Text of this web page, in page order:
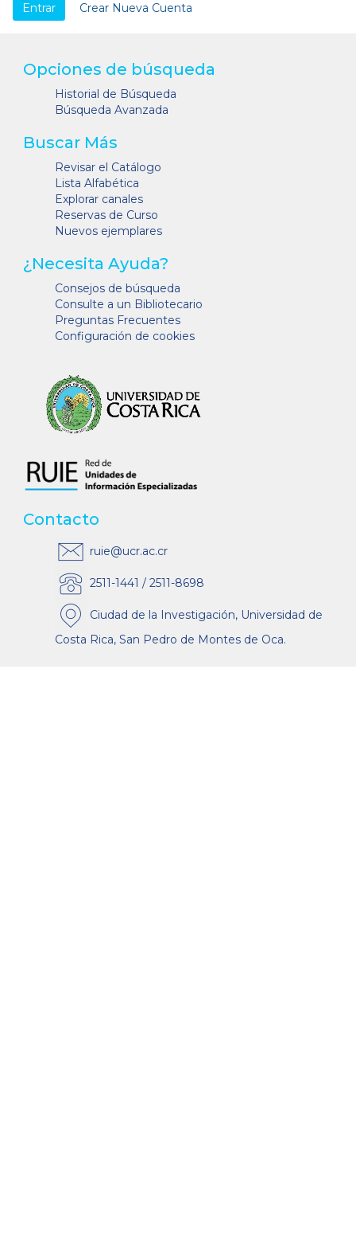
Crear Nueva Cuenta
Opciones de búsqueda
Historial de Búsqueda
Búsqueda Avanzada
Buscar Más
Revisar el Catálogo
Lista Alfabética
Explorar canales
Reservas de Curso
Nuevos ejemplares
¿Necesita Ayuda?
Consejos de búsqueda
Consulte a un Bibliotecario
Preguntas Frecuentes
Configuración de cookies
Contacto
ruie@ucr.ac.cr
2511-1441 / 2511-8698
Ciudad de la Investigación, Universidad de
Costa Rica, San Pedro de Montes de Oca.